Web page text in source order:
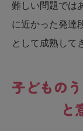
難しい問題では
に近かった発達
として成熟して
子どもの
と